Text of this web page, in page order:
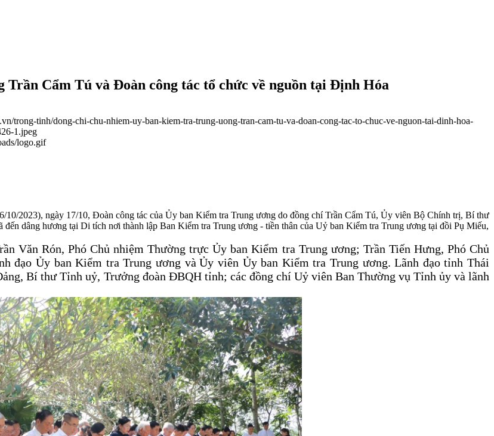
Cẩm Tú và Đoàn công tác tổ chức về nguồn tại Định Hóa
trong-tinh/dong-chi-chu-nhiem-uy-ban-kiem-tra-trung-uong-tran-cam-tu-va-doan-cong-tac-to-chuc-ve-nguon-tai-dinh-hoa-
1.jpeg
logo.gif
2023), ngày 17/10, Đoàn công tác của Ủy ban Kiểm tra Trung ương do đồng chí Trần Cẩm Tú, Ủy viên Bộ Chính trị, Bí thư
dâng hương tại Di tích nơi thành lập Ban Kiểm tra Trung ương - tiền thân của Uỷ ban Kiểm tra Trung ương tại đồi Pụ Miếu,
Văn Rón, Phó Chủ nhiệm Thường trực Ủy ban Kiểm tra Trung ương; Trần Tiến Hưng, Phó Chủ
đạo Ủy ban Kiểm tra Trung ương và Ủy viên Ủy ban Kiểm tra Trung ương.Lãnh đạo tỉnh Thái
Bí thư Tỉnh uỷ, Trưởng đoàn ĐBQHtỉnh; các đồng chí Uỷ viên Ban Thường vụ Tỉnh ủy và lãnh